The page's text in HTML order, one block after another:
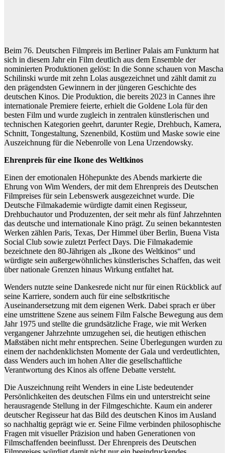
Beim 76. Deutschen Filmpreis im Berliner Palais am Funkturm hat
sich in diesem Jahr ein Film deutlich aus dem Ensemble der
nominierten Produktionen gelöst: In die Sonne schauen von Mascha
Schilinski wurde mit zehn Lolas ausgezeichnet und zählt damit zu
den prägendsten Gewinnern in der jüngeren Geschichte des
deutschen Kinos. Die Produktion, die bereits 2023 in Cannes ihre
internationale Premiere feierte, erhielt die Goldene Lola für den
besten Film und wurde zugleich in zentralen künstlerischen und
technischen Kategorien geehrt, darunter Regie, Drehbuch, Kamera,
Schnitt, Tongestaltung, Szenenbild, Kostüm und Maske sowie eine
Auszeichnung für die Nebenrolle von Lena Urzendowsky.
Ehrenpreis für eine Ikone des Weltkinos
Einen der emotionalen Höhepunkte des Abends markierte die
Ehrung von Wim Wenders, der mit dem Ehrenpreis des Deutschen
Filmpreises für sein Lebenswerk ausgezeichnet wurde. Die
Deutsche Filmakademie würdigte damit einen Regisseur,
Drehbuchautor und Produzenten, der seit mehr als fünf Jahrzehnten
das deutsche und internationale Kino prägt. Zu seinen bekanntesten
Werken zählen Paris, Texas, Der Himmel über Berlin, Buena Vista
Social Club sowie zuletzt Perfect Days. Die Filmakademie
bezeichnete den 80-Jährigen als „Ikone des Weltkinos“ und
würdigte sein außergewöhnliches künstlerisches Schaffen, das weit
über nationale Grenzen hinaus Wirkung entfaltet hat.
Wenders nutzte seine Dankesrede nicht nur für einen Rückblick auf
seine Karriere, sondern auch für eine selbstkritische
Auseinandersetzung mit dem eigenen Werk. Dabei sprach er über
eine umstrittene Szene aus seinem Film Falsche Bewegung aus dem
Jahr 1975 und stellte die grundsätzliche Frage, wie mit Werken
vergangener Jahrzehnte umzugehen sei, die heutigen ethischen
Maßstäben nicht mehr entsprechen. Seine Überlegungen wurden zu
einem der nachdenklichsten Momente der Gala und verdeutlichten,
dass Wenders auch im hohen Alter die gesellschaftliche
Verantwortung des Kinos als offene Debatte versteht.
Die Auszeichnung reiht Wenders in eine Liste bedeutender
Persönlichkeiten des deutschen Films ein und unterstreicht seine
herausragende Stellung in der Filmgeschichte. Kaum ein anderer
deutscher Regisseur hat das Bild des deutschen Kinos im Ausland
so nachhaltig geprägt wie er. Seine Filme verbinden philosophische
Fragen mit visueller Präzision und haben Generationen von
Filmschaffenden beeinflusst. Der Ehrenpreis des Deutschen